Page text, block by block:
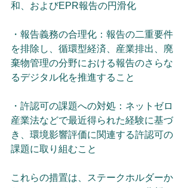
和、およびEPR報告の円滑化
・報告義務の合理化：報告の二重要件
を排除し、循環型経済、産業排出、廃
棄物管理の分野における報告のさらな
るデジタル化を推進すること
・許認可の課題への対処：ネットゼロ
産業法などで最近得られた経験に基づ
き、環境影響評価に関連する許認可の
課題に取り組むこと
これらの措置は、ステークホルダーか